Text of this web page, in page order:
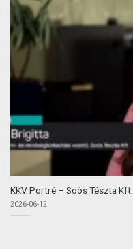
KKV Portré – Soós Tészta Kft.
2026-06-12